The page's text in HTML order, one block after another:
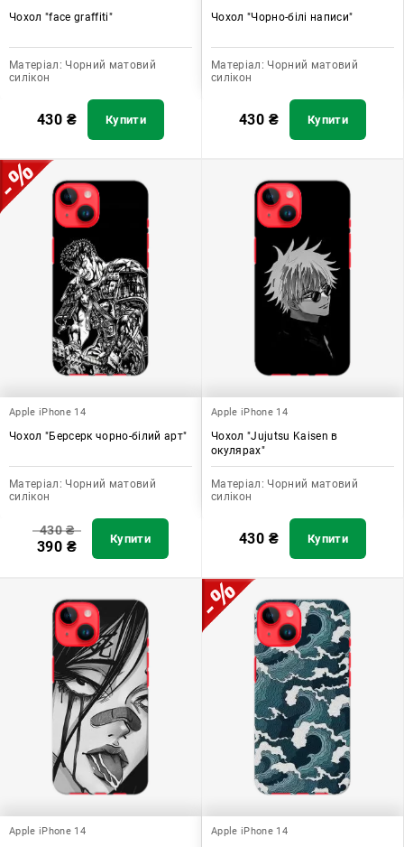
Чохол "face graffiti"
Матеріал: Чорний матовий
силікон
430 ₴ Купити
Чохол "Чорно-білі написи"
Матеріал: Чорний матовий
силікон
430 ₴ Купити
Apple iPhone 14
Чохол "Берсерк чорно-білий арт"
Матеріал: Чорний матовий
силікон
430₴
390 ₴ Купити
Apple iPhone 14
Чохол "Jujutsu Kaisen в
окулярах"
Матеріал: Чорний матовий
силікон
430 ₴ Купити
Apple iPhone 14 Apple iPhone 14